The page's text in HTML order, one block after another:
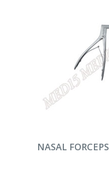
DEVAMINI OKU
NASAL FORCEPS